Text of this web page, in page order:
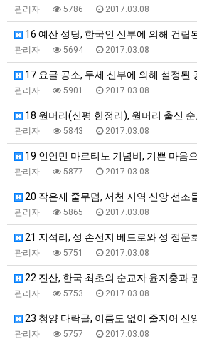
관리자 5786 2017.03.08
16 예산 성당, 한국인 신부에 의해 건립된
관리자 5694 2017.03.08
17 요골 공소, 두세 신부에 의해 설정된 공
관리자 5901 2017.03.08
18 원머리(신평 한정리), 원머리 출신 순교
관리자 5843 2017.03.08
19 인언민 마르티노 기념비, 기쁜 마음으로
관리자 5877 2017.03.08
20 작은재 줄무덤, 서천 지역 신앙 선조들의
관리자 5865 2017.03.08
21 지석리, 성 손선지 베드로와 성 정문호 바
관리자 5751 2017.03.08
22 진산, 한국 최초의 순교자 윤지충과 권상
관리자 5753 2017.03.08
23 청양 다락골, 이름도 없이 줄지어 신앙을
관리자 5757 2017.03.08